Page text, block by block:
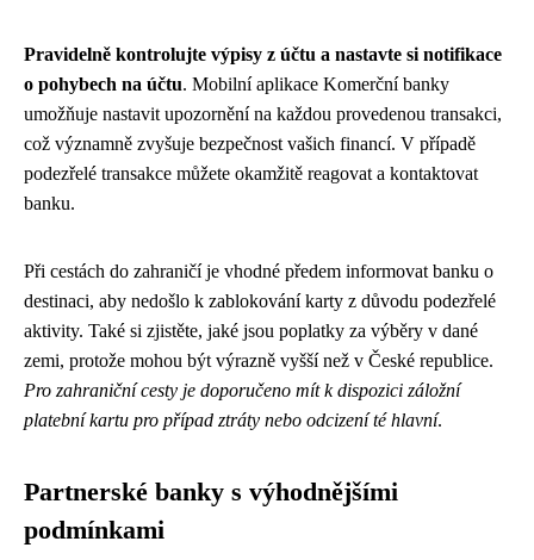
Pravidelně kontrolujte výpisy z účtu a nastavte si notifikace
o pohybech na účtu. Mobilní aplikace Komerční banky
umožňuje nastavit upozornění na každou provedenou transakci,
což významně zvyšuje bezpečnost vašich financí. V případě
podezřelé transakce můžete okamžitě reagovat a kontaktovat
banku.
Při cestách do zahraničí je vhodné předem informovat banku o
destinaci, aby nedošlo k zablokování karty z důvodu podezřelé
aktivity. Také si zjistěte, jaké jsou poplatky za výběry v dané
zemi, protože mohou být výrazně vyšší než v České republice.
Pro zahraniční cesty je doporučeno mít k dispozici záložní
platební kartu pro případ ztráty nebo odcizení té hlavní.
Partnerské banky s výhodnějšími
podmínkami